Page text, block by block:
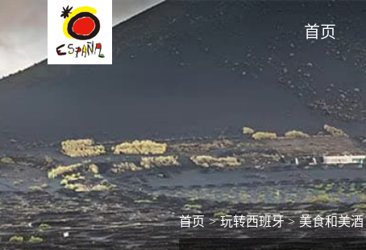
首页
首页 > 玩转西班牙 > 美食和美酒